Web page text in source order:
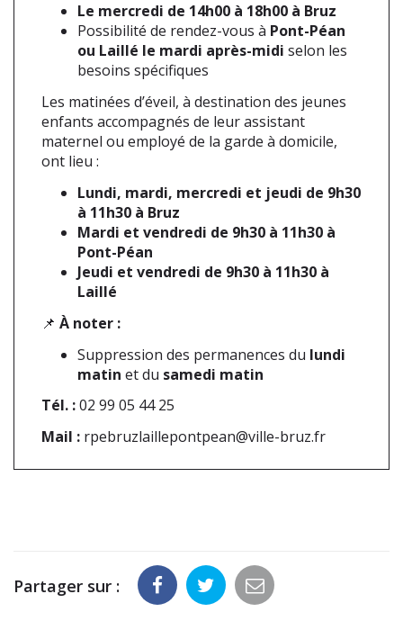
Le mercredi de 14h00 à 18h00 à Bruz
Possibilité de rendez-vous à Pont-Péan
ou Laillé le mardi après-midi selon les
besoins spécifiques
Les matinées d’éveil, à destination des jeunes
enfants accompagnés de leur assistant
maternel ou employé de la garde à domicile,
ont lieu :
Lundi, mardi, mercredi et jeudi de 9h30
à 11h30 à Bruz
Mardi et vendredi de 9h30 à 11h30 à
Pont-Péan
Jeudi et vendredi de 9h30 à 11h30 à
Laillé
📌 À noter :
Suppression des permanences du lundi
matin et du samedi matin
Tél. :02 99 05 44 25
Mail : rpebruzlaillepontpean@ville-bruz.fr
Partager sur :